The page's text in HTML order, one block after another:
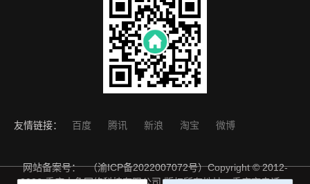
友情链接： 百度 腾讯 新浪 淘宝 微博
网站备案号： （渝ICP备2022007072号）Copyright © 2012-